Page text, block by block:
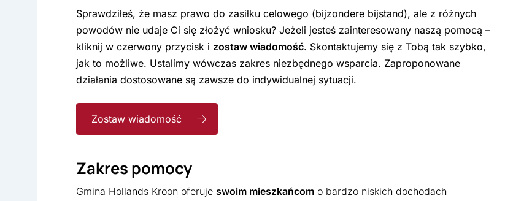
Sprawdziłeś, że masz prawo do zasiłku celowego (bijzondere bijstand), ale z różnych
powodów nie udaje Ci się złożyć wniosku? Jeżeli jesteś zainteresowany naszą pomocą –
kliknij w czerwony przycisk i zostaw wiadomość. Skontaktujemy się z Tobą tak szybko,
jak to możliwe. Ustalimy wówczas zakres niezbędnego wsparcia. Zaproponowane
działania dostosowane są zawsze do indywidualnej sytuacji.
Zostaw wiadomość
Zakres pomocy
Gmina Hollands Kroon oferuje swoim mieszkańcomo bardzo niskich dochodach